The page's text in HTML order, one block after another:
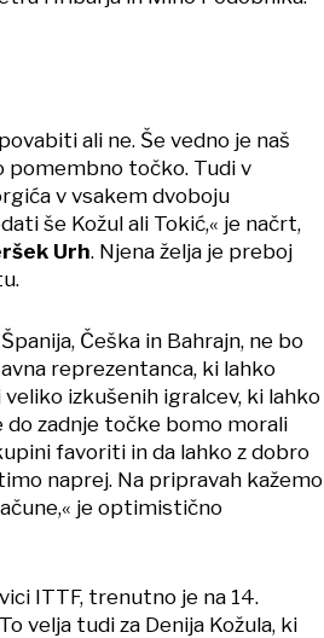
ali ne. Še vedno je naš
pomembno točko. Tudi v
v vsakem dvoboju
še Kožul ali Tokić,« je načrt,
Urh. Njena želja je preboj
Češka in Bahrajn, ne bo
reprezentanca, ki lahko
izkušenih igralcev, ki lahko
do zadnje točke bomo morali
favoriti in da lahko z dobro
naprej. Na pripravah kažemo
je optimistično
ITTF, trenutno je na 14.
velja tudi za Denija Kožula, ki